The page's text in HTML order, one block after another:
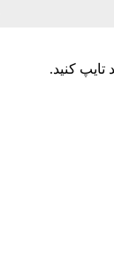
تایپ کنید.